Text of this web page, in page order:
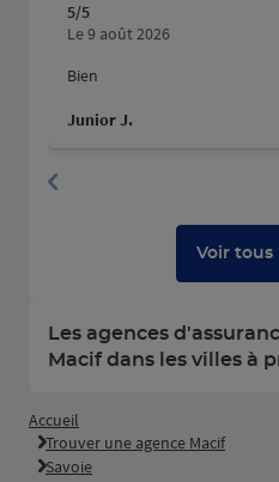
5/5
Le 9 août 2026
Bien
Junior J.
Voir tous
Les agences
Macif dans les villes à
Accueil
Trouver une agence Macif
Savoie